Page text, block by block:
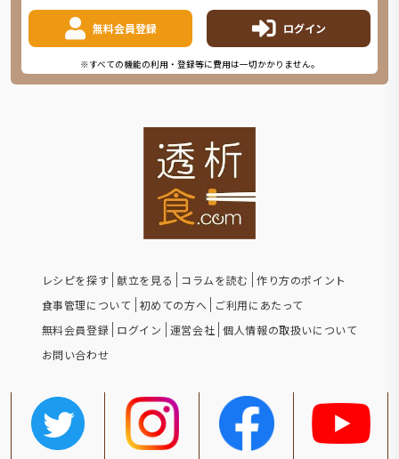
無料会員登録 ログイン
※すべての機能の利用・登録等に費用は一切かかりません。
レシピを探す 献立を見る コラムを読む
作り方のポイント
食事管理について
初めての方へ
ご利用にあたって
無料会員登録 ログイン 運営会社 個人情報の取扱いについて
お問い合わせ